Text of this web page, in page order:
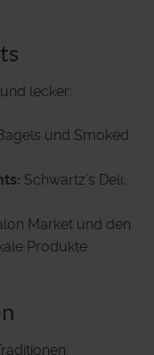
lecker:
und Smoked
Schwartz’s Deli,
Market und den
Produkte.